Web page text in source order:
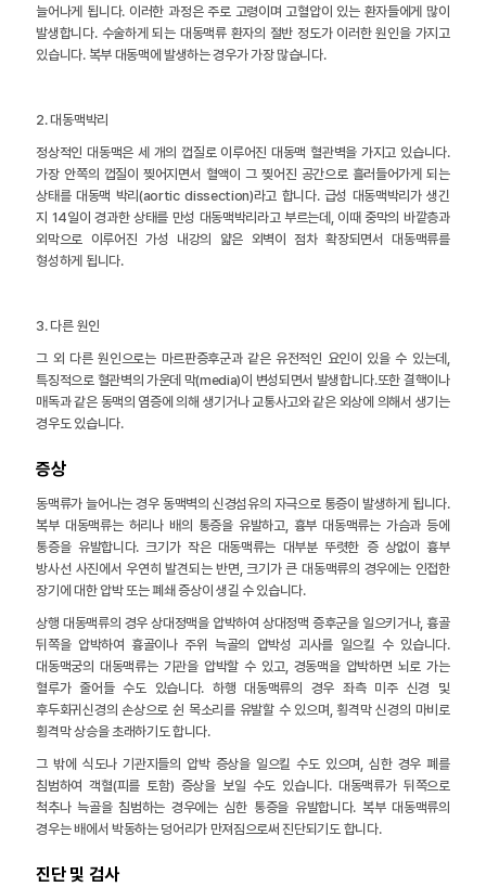
늘어나게 됩니다. 이러한 과정은 주로 고령이며 고혈압이 있는 환자들에게 많이
발생합니다. 수술하게 되는 대동맥류 환자의 절반 정도가 이러한 원인을 가지고
있습니다. 복부 대동맥에 발생하는 경우가 가장 많습니다.
2. 대동맥박리
정상적인 대동맥은 세 개의 껍질로 이루어진 대동맥 혈관벽을 가지고 있습니다.
가장 안쪽의 껍질이 찢어지면서 혈액이 그 찢어진 공간으로 흘러들어가게 되는
상태를 대동맥 박리(aortic dissection)라고 합니다. 급성 대동맥박리가 생긴
지 14일이 경과한 상태를 만성 대동맥박리라고 부르는데, 이때 중막의 바깥층과
외막으로 이루어진 가성 내강의 얇은 외벽이 점차 확장되면서 대동맥류를
형성하게 됩니다.
3. 다른 원인
그 외 다른 원인으로는 마르판증후군과 같은 유전적인 요인이 있을 수 있는데,
특징적으로 혈관벽의 가운데 막(media)이 변성되면서 발생합니다.또한 결핵이나
매독과 같은 동맥의 염증에 의해 생기거나 교통사고와 같은 외상에 의해서 생기는
경우도 있습니다.
증상
동맥류가 늘어나는 경우 동맥벽의 신경섬유의 자극으로 통증이 발생하게 됩니다.
복부 대동맥류는 허리나 배의 통증을 유발하고, 흉부 대동맥류는 가슴과 등에
통증을 유발합니다. 크기가 작은 대동맥류는 대부분 뚜렷한 증 상없이 흉부
방사선 사진에서 우연히 발견되는 반면, 크기가 큰 대동맥류의 경우에는 인접한
장기에 대한 압박 또는 폐쇄 증상이 생길 수 있습니다.
상행 대동맥류의 경우 상대정맥을 압박하여 상대정맥 증후군을 일으키거나, 흉골
뒤쪽을 압박하여 흉골이나 주위 늑골의 압박성 괴사를 일으킬 수 있습니다.
대동맥궁의 대동맥류는 기관을 압박할 수 있고, 경동맥을 압박하면 뇌로 가는
혈루가 줄어들 수도 있습니다. 하행 대동맥류의 경우 좌측 미주 신경 및
후두회귀신경의 손상으로 쉰 목소리를 유발할 수 있으며, 횡격막 신경의 마비로
횡격막 상승을 초래하기도 합니다.
그 밖에 식도나 기관지들의 압박 증상을 일으킬 수도 있으며, 심한 경우 폐를
침범하여 객혈(피를 토함) 증상을 보일 수도 있습니다. 대동맥류가 뒤쪽으로
척추나 늑골을 침범하는 경우에는 심한 통증을 유발합니다. 복부 대동맥류의
경우는 배에서 박동하는 덩어리가 만져짐으로써 진단되기도 합니다.
진단 및 검사